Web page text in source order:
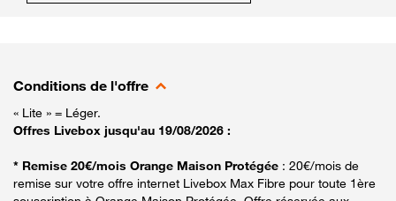
Conditions de l'offre
« Lite » = Léger.
Offres Livebox jusqu'au 19/08/2026 :
* Remise 20€/mois Orange Maison Protégée : 20€/mois de
remise sur votre offre internet Livebox Max Fibre pour toute 1ère